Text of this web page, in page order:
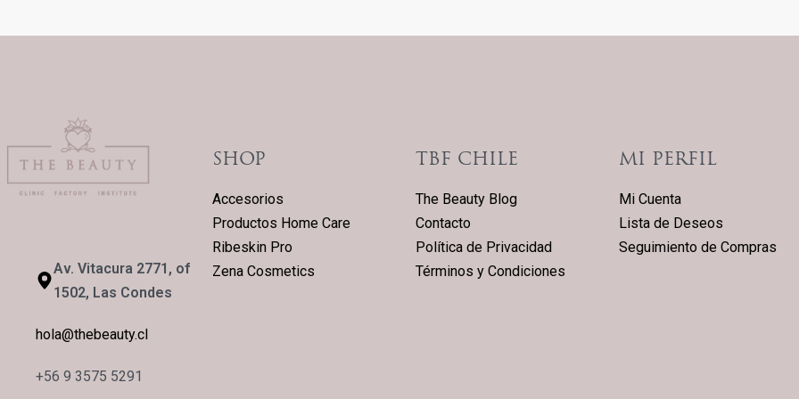
Av. Vitacura 2771, of
1502, Las Condes
hola@thebeauty.cl
+56 9 3575 5291
SHOP
Accesorios
Productos Home Care
Ribeskin Pro
Zena Cosmetics
TBF CHILE
The Beauty Blog
Contacto
Política de Privacidad
Términos y Condiciones
MI PERFIL
Mi Cuenta
Lista de Deseos
Seguimiento de Compras